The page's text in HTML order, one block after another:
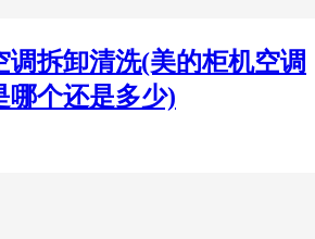
调拆卸清洗(美的柜机空调
哪个还是多少)